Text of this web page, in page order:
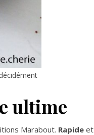
ultime
Marabout. Rapideet